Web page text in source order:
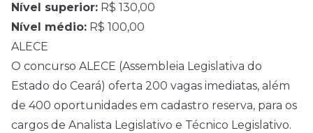
Nível superior: R$ 130,00
Nível médio: R$ 100,00
ALECE
O concurso ALECE (Assembleia Legislativa do
Estado do Ceará) oferta 200 vagas imediatas, além
de 400 oportunidades em cadastro reserva, para os
cargos de Analista Legislativo e Técnico Legislativo.